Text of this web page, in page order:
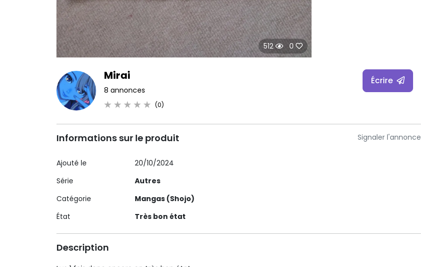
512 0
Mirai
8 annonces
(0)
Écrire
Signaler l'annonce
Informations sur le produit
Ajouté le
20/10/2024
Série
Autres
Catégorie
Mangas (Shojo)
État
Très bon état
Description